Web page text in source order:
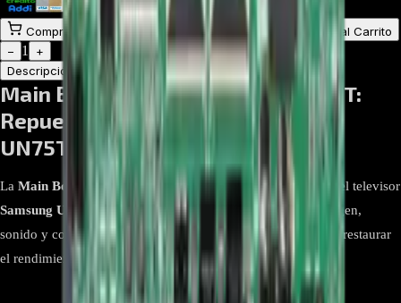
$ 580.000
Comprar en línea Comprar y Recoger
Añadir al Carrito
−
1
+
Descripción
Atributos
Main Board Samsung BN94-15439T:
Repuesto Original para
UN75TU7000KXZL
La Main Board BN94-15439T
es el componente principal del televisor
Samsung UN75TU7000KXZL. Encargada de controlar imagen,
sonido y conectividad, es un repuesto original diseñado para restaurar
el rendimiento completo de tu TV.